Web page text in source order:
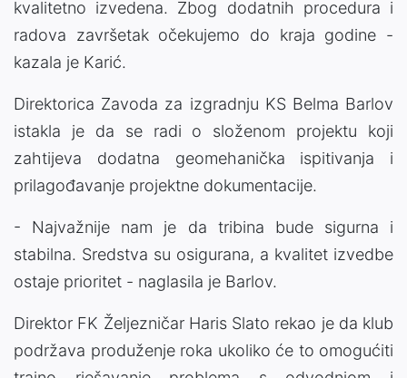
kvalitetno izvedena. Zbog dodatnih procedura i
radova završetak očekujemo do kraja godine -
kazala je Karić.
Direktorica Zavoda za izgradnju KS Belma Barlov
istakla je da se radi o složenom projektu koji
zahtijeva dodatna geomehanička ispitivanja i
prilagođavanje projektne dokumentacije.
- Najvažnije nam je da tribina bude sigurna i
stabilna. Sredstva su osigurana, a kvalitet izvedbe
ostaje prioritet - naglasila je Barlov.
Direktor FK Željezničar Haris Slato rekao je da klub
podržava produženje roka ukoliko će to omogućiti